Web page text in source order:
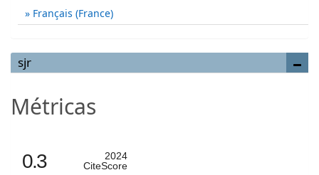
Français (France)
sjr
Métricas
0.3
2024
CiteScore